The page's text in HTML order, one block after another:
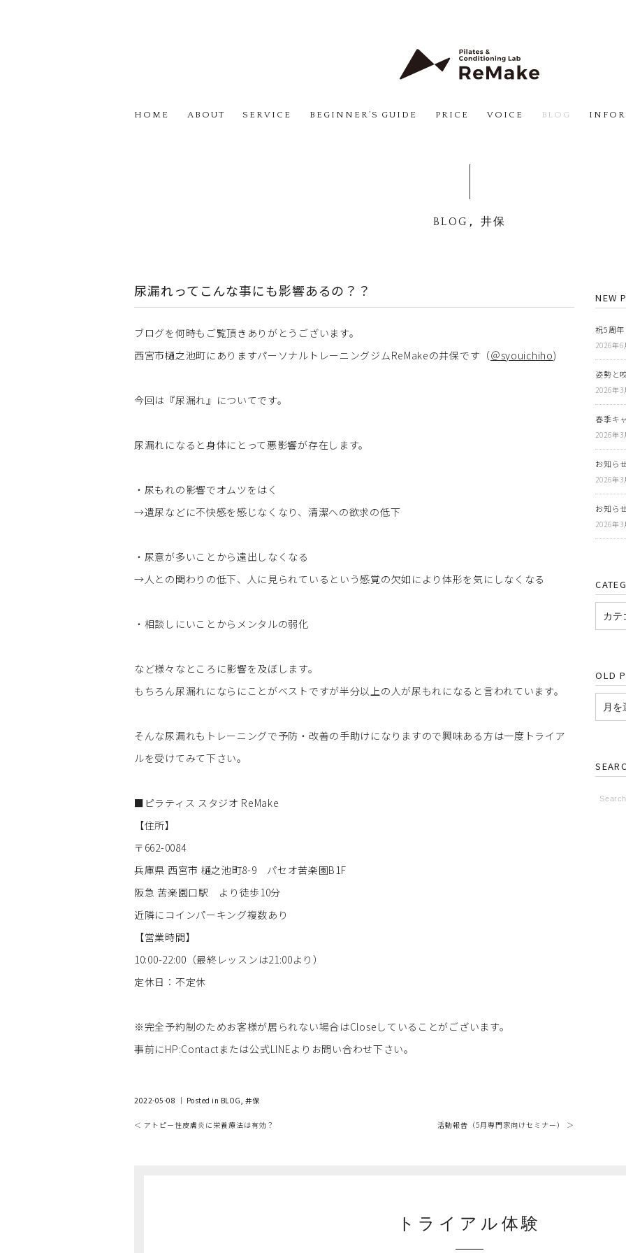
HOME ABOUT SERVICE BEGINNER’S GUIDE PRICE VOICE BLOG
BLOG , 井保
尿漏れってこんな事にも影響あるの？？
ブログを何時もご覧頂きありがとうございます。
西宮市樋之池町にありますパーソナルトレーニングジムReMakeの井保です（＠syouichiho)
今回は『尿漏れ』についてです。
尿漏れになると身体にとって悪影響が存在します。
・尿もれの影響でオムツをはく
→遺尿などに不快感を感じなくなり、清潔への欲求の低下
・尿意が多いことから遠出しなくなる
→人との関わりの低下、人に見られているという感覚の欠如により体形を気にしなくなる
・相談しにいことからメンタルの弱化
など様々なところに影響を及ぼします。
もちろん尿漏れにならにことがベストですが半分以上の人が尿もれになると言われています。
そんな尿漏れもトレーニングで予防・改善の手助けになりますので興味ある方は一度トライア
ルを受けてみて下さい。
■ピラティス スタジオ ReMake
【住所】
〒662-0084
兵庫県 西宮市 樋之池町8-9 パセオ苦楽園B1F
阪急 苦楽園口駅 より徒歩10分
近隣にコインパーキング複数あり
【営業時間】
10:00-22:00（最終レッスンは21:00より）
定休日：不定休
※完全予約制のためお客様が居られない場合はCloseしていることがございます。
事前にHP:Contactまたは公式LINEよりお問い合わせ下さい。
2022-05-08 ｜ Posted in BLOG, 井保
＜ アトピー性皮膚炎に栄養療法は有効？ 活動報告（5月専門家向けセミナー） ＞
NEW
祝5周年
2026年6
姿勢と
2026年3
春季キ
2026年3
お知ら
2026年3
お知ら
2026年3
OLD
トライアル体験